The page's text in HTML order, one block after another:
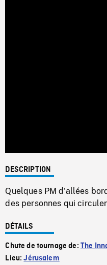
DESCRIPTION
Quelques PM d'allées
des personnes qui
DÉTAILS
Chute de tournage de: The
Lieu:Jérusalem